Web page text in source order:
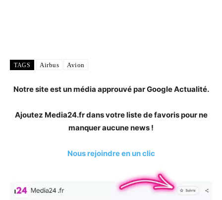
TAGS Airbus Avion
Notre site est un média approuvé par Google Actualité.
Ajoutez Media24.fr dans votre liste de favoris pour ne
manquer aucune news !
Nous rejoindre en un clic